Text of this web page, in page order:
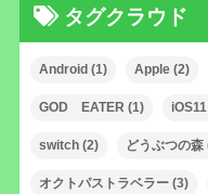
タグクラウド
Android(1) Apple(2)
GOD EATER (1) iOS11
switch(2) どうぶつの森
オクトパストラベラー(3)